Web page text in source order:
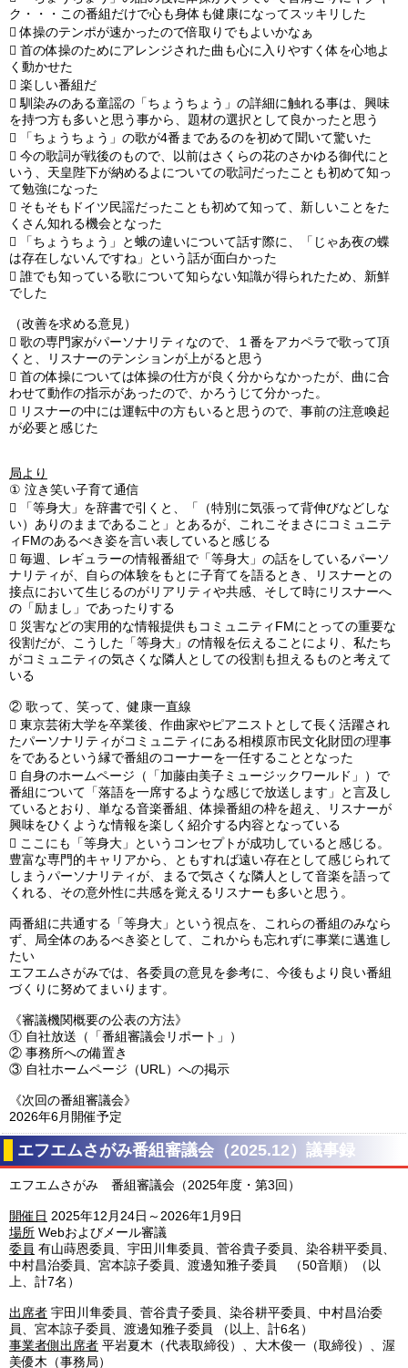
ク・・・この番組だけで心も身体も健康になってスッキリした
 体操のテンポが速かったので倍取りでもよいかなぁ
 首の体操のためにアレンジされた曲も心に入りやすく体を心地よ
く動かせた
 楽しい番組だ
 馴染みのある童謡の「ちょうちょう」の詳細に触れる事は、興味
を持つ方も多いと思う事から、題材の選択として良かったと思う

「ちょうちょう」の歌が4番まであるのを初めて聞いて驚いた
 今の歌詞が戦後のもので、以前はさくらの花のさかゆる御代にと
いう、天皇陛下が納めるよについての歌詞だったことも初めて知っ
て勉強になった
 そもそもドイツ民謡だったことも初めて知って、新しいことをた
くさん知れる機会となった

「ちょうちょう」と蛾の違いについて話す際に、「じゃあ夜の蝶
は存在しないんですね」という話が面白かった
 誰でも知っている歌について知らない知識が得られたため、新鮮
でした
（改善を求める意見）
 歌の専門家がパーソナリティなので、１番をアカペラで歌って頂
くと、リスナーのテンションが上がると思う
 首の体操については体操の仕方が良く分からなかったが、曲に合
わせて動作の指示があったので、かろうじて分かった。
 リスナーの中には運転中の方もいると思うので、事前の注意喚起
が必要と感じた
局より
① 泣き笑い子育て通信

「等身大」を辞書で引くと、「（特別に気張って背伸びなどしな
い）ありのままであること」とあるが、これこそまさにコミュニテ
ィFMのあるべき姿を言い表していると感じる
 毎週、レギュラーの情報番組で「等身大」の話をしているパーソ
ナリティが、自らの体験をもとに子育てを語るとき、リスナーとの
接点において生じるのがリアリティや共感、そして時にリスナーへ
の「励まし」であったりする
 災害などの実用的な情報提供もコミュニティFMにとっての重要な
役割だが、こうした「等身大」の情報を伝えることにより、私たち
がコミュニティの気さくな隣人としての役割も担えるものと考えて
いる
② 歌って、笑って、健康一直線
 東京芸術大学を卒業後、作曲家やピアニストとして長く活躍され
たパーソナリティがコミュニティにある相模原市民文化財団の理事
をであるという縁で番組のコーナーを一任することとなった
 自身のホームページ（「加藤由美子ミュージックワールド」）で
番組について「落語を一席するような感じで放送します」と言及し
ているとおり、単なる音楽番組、体操番組の枠を超え、リスナーが
興味をひくような情報を楽しく紹介する内容となっている
 ここにも「等身大」というコンセプトが成功していると感じる。
豊富な専門的キャリアから、ともすれば遠い存在として感じられて
しまうパーソナリティが、まるで気さくな隣人として音楽を語って
くれる、その意外性に共感を覚えるリスナーも多いと思う。
両番組に共通する「等身大」という視点を、これらの番組のみなら
ず、局全体のあるべき姿として、これからも忘れずに事業に邁進し
たい
エフエムさがみでは、各委員の意見を参考に、今後もより良い番組
づくりに努めてまいります。
《審議機関概要の公表の方法》
① 自社放送（「番組審議会リポート」）
② 事務所への備置き
③ 自社ホームページ（URL）への掲示
《次回の番組審議会》
2026年6月開催予定
エフエムさがみ番組審議会（2025.12）議事録
エフエムさがみ 番組審議会（2025年度・第3回）
開催日 2025年12月24日～2026年1月9日
場所 Webおよびメール審議
委員 有山蒔恩委員、宇田川隼委員、菅谷貴子委員、染谷耕平委員、
中村昌治委員、宮本諒子委員、渡邊知雅子委員 （50音順）（以
上、計7名）
出席者 宇田川隼委員、菅谷貴子委員、染谷耕平委員、中村昌治委
員、宮本諒子委員、渡邊知雅子委員 （以上、計6名）
事業者側出席者 平岩夏木（代表取締役）、大木俊一（取締役）、渥
美優木（事務局）